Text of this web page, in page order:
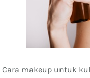
Cara makeup untuk